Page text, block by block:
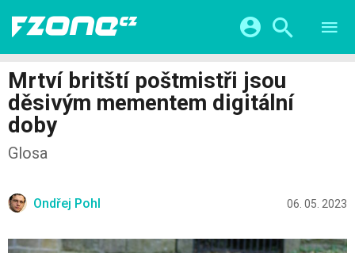
VIDEA
SERIÁLY
CHYTRÁ MĚSTA
ŽIVOT BUDOUCNOSTI
HRY A ZÁBAVA
FINTECH
Facebook Google
Mrtví britští poštmistři jsou
děsivým mementem digitální
doby
Glosa
Ondřej Pohl 06. 05. 2023